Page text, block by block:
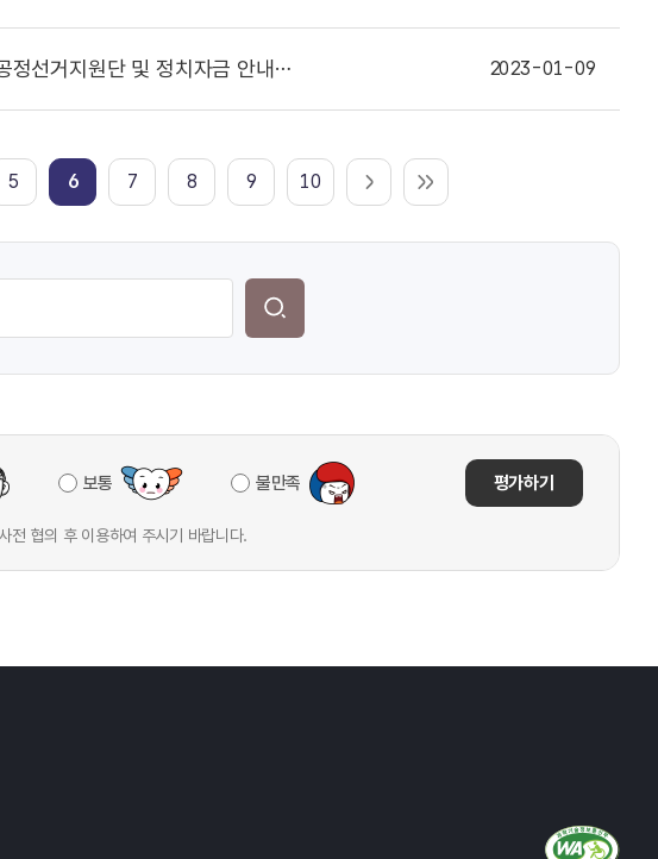
금 안내요원 서류심사 합격자 명단 및 면접 일정 2023-01-09
5 6 7 8 9 10
보통 불만족 평가하기
전 협의 후 이용하여 주시기 바랍니다.